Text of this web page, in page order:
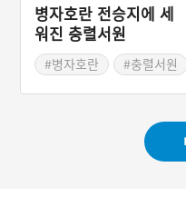
병자호란 전승지에 세
워진 충렬서원
#병자호란
#충렬서원